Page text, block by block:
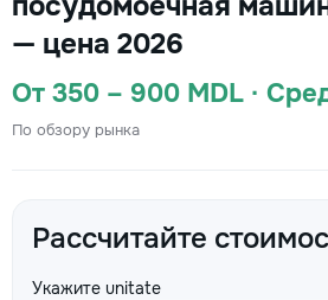
— цена 2026
От 350 – 900 MDL ·
По обзору рынка
Рассчитайте
Укажите unitate